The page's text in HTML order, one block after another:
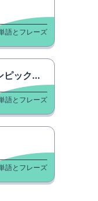
語とフレーズ
場したら
語とフレーズ
語とフレーズ